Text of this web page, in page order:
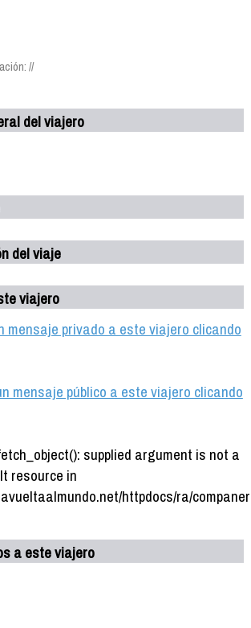
//
del viajero
del viaje
viajero
mensaje privado a este viajero clicando
mensaje público a este viajero clicando
supplied argument is not a
resource in
httpdocs/ra/
a este viajero